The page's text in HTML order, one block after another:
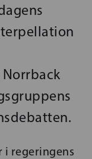
regeringens